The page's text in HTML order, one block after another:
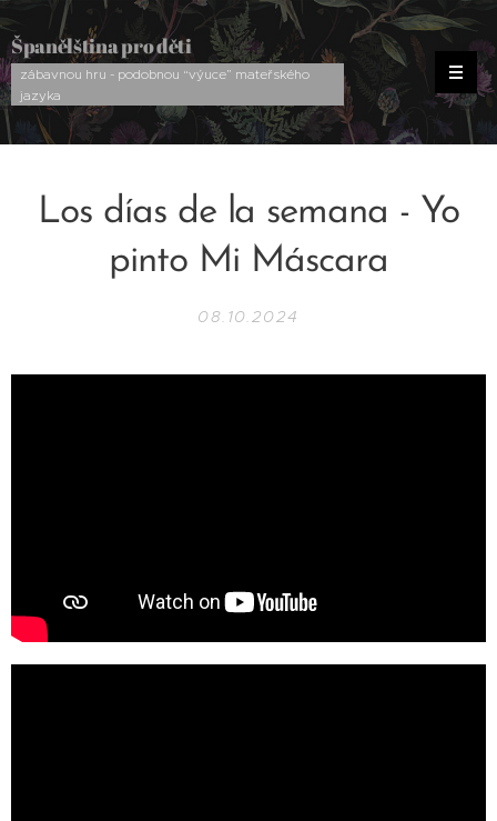
Španělština pro děti
zábavnou hru - podobnou “výuce” mateřského
jazyka
Los días de la semana - Yo
pinto Mi Máscara
08.10.2024